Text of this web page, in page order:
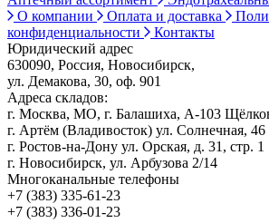
О компании
Оплата и доставка
конфиденциальности
Контакты
Юридический адрес
630090, Россия, Новосибирск,
ул. Демакова, 30, оф. 901
Адреса складов:
г. Москва, МО, г. Балашиха, А-103
г. Артём (Владивосток) ул. Солнечная, 46
г. Ростов-на-Дону ул. Орская, д. 31, стр. 1
г. Новосибирск, ул. Арбузова 2/14
Многоканальные телефоны
+7 (383) 335-61-23
+7 (383) 336-01-23